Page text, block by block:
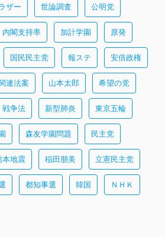
ザー 世論調査 公明党
内閣支持率 加計学園 原発
国民民主党 報ステ 安倍政権
連法案 山本太郎 希望の党
戦争法 新型肺炎 東京五輪
森友学園問題 民主党
本地震 稲田朋美 立憲民主党
都知事選 韓国 ＮＨＫ